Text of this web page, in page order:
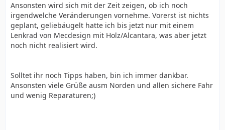
Ansonsten wird sich mit der Zeit zeigen, ob ich noch
irgendwelche Veränderungen vornehme. Vorerst ist nichts
geplant, geliebäugelt hatte ich bis jetzt nur mit einem
Lenkrad von Mecdesign mit Holz/Alcantara, was aber jetzt
noch nicht realisiert wird.
Solltet ihr noch Tipps haben, bin ich immer dankbar.
Ansonsten viele Grüße ausm Norden und allen sichere Fahr
und wenig Reparaturen;)